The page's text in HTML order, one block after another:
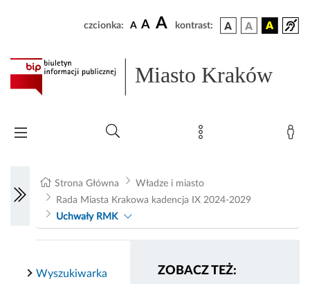
czcionka: A A A kontrast:
Miasto Kraków
Strona Główna
Władze i miasto
Rada Miasta Krakowa kadencja IX 2024-2029
Uchwały RMK
ZOBACZ TEŻ:
Wyszukiwarka